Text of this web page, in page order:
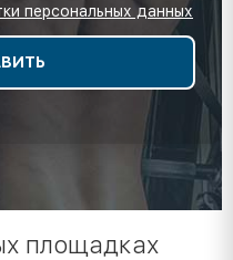
персональных данных
площадках